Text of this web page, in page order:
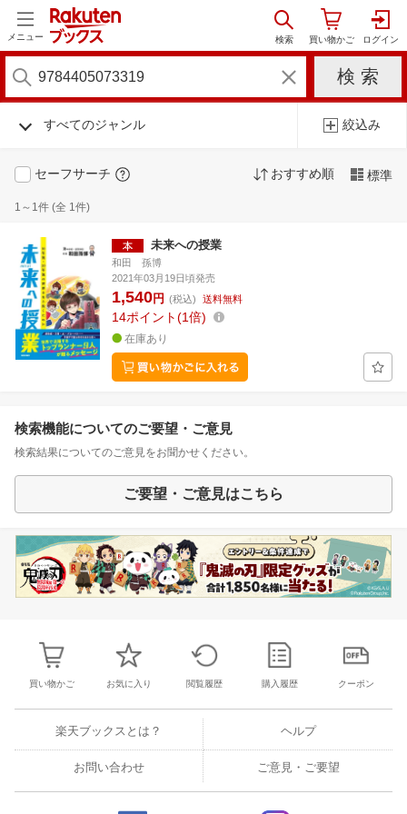
メニュー
すべてのジャンル 絞込み
セーフサーチ おすすめ順 標準
1～1件 (全 1件)
未来への授業
和田 孫博
2021年03月19日頃発売
1,540円 (税込) 送料無料
14ポイント 1倍
在庫あり
検索機能についてのご要望・ご意見
検索結果についてのご意見をお聞かせください。
ご要望・ご意見はこちら
買い物かご お気に入り 閲覧履歴 購入履歴 クーポン
楽天ブックスとは？ ヘルプ
お問い合わせ ご意見・ご要望